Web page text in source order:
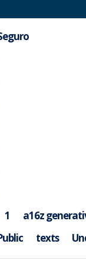
1 a16z
texts